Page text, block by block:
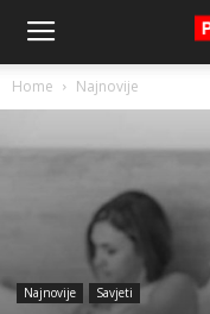
Home Najnovije
Najnovije Savjeti